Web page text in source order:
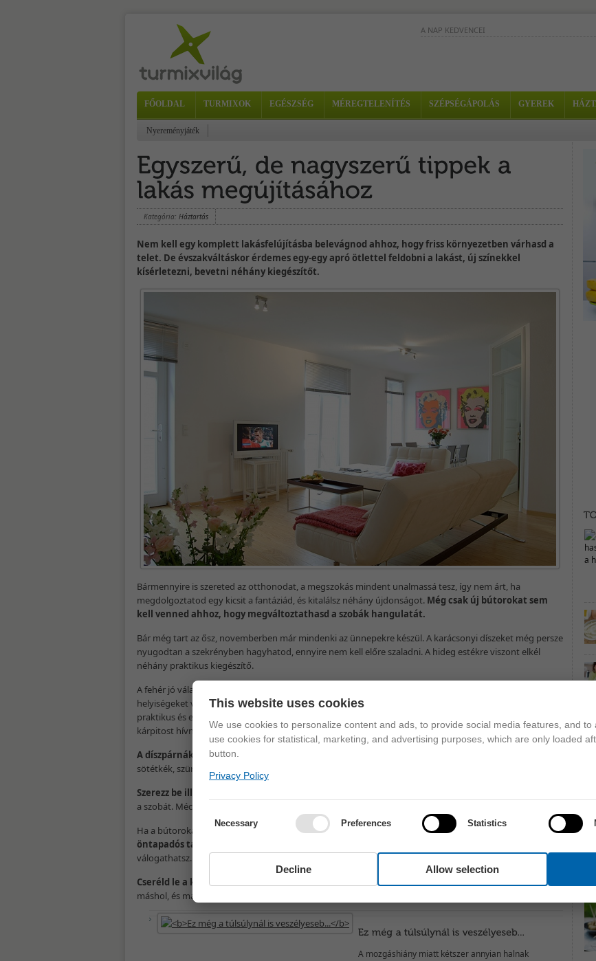
A NAP KEDVENCEI
Ez a piros színű
folsavat tartalmaz,
Az alma és a vízitorma párosítása pikáns ízeket
eredményez, amelyet a paprika magas
vitamintartalma tökéletesít....
FŐOLDAL TURMIXOK EGÉSZSÉG MÉREGTELENÍTÉS SZÉPSÉGÁPOLÁS GYEREK
Nyereményjáték
Kategória: Háztartás
Nem kell egy komplett lakásfelújításba belevágnod ahhoz, hogy friss környezetben várhasd a
telet. De évszakváltáskor érdemes egy-egy apró ötlettel feldobni a lakást, új színekkel
kísérletezni, bevetni néhány kiegészítőt.
Bármennyire is szereted az otthonodat, a megszokás mindent unalmassá tesz, így nem árt, ha
megdolgoztatod egy kicsit a fantáziád, és kitalálsz néhány újdonságot. Még csak új bútorokat sem
kell venned ahhoz, hogy megváltoztathasd a szobák hangulatát.
Bár még tart az ősz, novemberben már mindenki az ünnepekre készül. A karácsonyi díszeket még persze
nyugodtan a szekrényben hagyhatod, ennyire nem kell előre szaladni. A hideg estékre viszont elkél
néhány praktikus kiegészítő.
A fehér jó választás ilyenkor; amellett, hogy a tisztaság érzetét kelti, tágítja a teret, és a sötét
helyiségeket világosabbnak mutatja.Egy puha, fehér takaró tehát jó szolgálatot tesz a kanapén
praktikus és esztétikai szempontból egyaránt. Új huzatot is kaphat a kanapé: persze nem kell egyből
kárpitost hívnod, egy egyszerűbb, ráteríthető változat is megteszi, akár magad is varrhatsz egyet.
A díszpárnákat is áthúzhatod, az élénk színeket és harsány mintákat hagyd meg nyárra.
sötétkék, szürke vagy lila párna nagyon jól mutat a fehér huzat és takaró mellett.
Szerezz be illatos mécseseket.
a szobát. Mécsestartó helyett pedig megteszi egy egyszerű, kisebb méretű befőttesüveg.
Ha a bútorokat szeretnéd megújítani, nem kell újat venned:vond be a kopottabb darabokat
öntapadós tapétával, vagy cseréld ki a fogantyút
válogathatsz.
Cseréld le a képeket a falon,
vagy költségtakarékos megoldásként egyszerűen akaszd fel őket
máshol, és máris más hangulatot varázsoltál a szobába.
A mozgáshiány miatt kétszer annyian halnak
This website uses cookies
We use cookies to personalize content and ads, to provide social media features, and to
use cookies for statistical, marketing, and advertising purposes, which are only loaded
button.
Privacy Policy
Necessary Preferences Statistics
Decline Allow selection